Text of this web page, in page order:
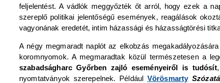
feljelentést. A vádlók meggyőzték őt arról, hogy ezek a
szereplő politikai jelentőségű események, reagálások
vagyonának eredetét, intim házassági és házasságtörési
A négy megmaradt naplót az elkobzás
koromnyomok. A megmaradtak közül természetesen a
szabadságharc Győrben zajló eseményeiről is tudósít
nyomtatványok szerepelnek. Például Vörösmarty